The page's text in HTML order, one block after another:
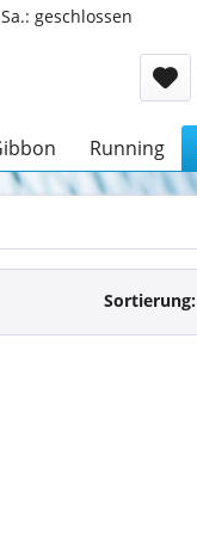
Sa.: geschlossen
Running
Sortierung: